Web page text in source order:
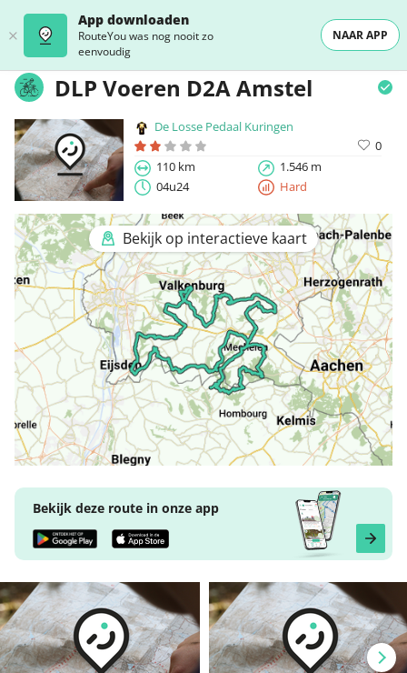
App downloaden
RouteYou was nog nooit zo
eenvoudig
NAAR APP
DLP Voeren D2A Amstel
De Losse Pedaal Kuringen
0
110 km
1.546 m
04u24
Hard
Bekijk op interactieve kaart
Bekijk deze route in onze app